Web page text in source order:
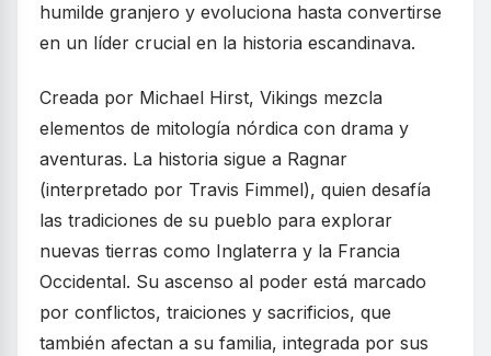
humilde granjero y evoluciona hasta convertirse
en un líder crucial en la historia escandinava.
Creada por Michael Hirst, Vikings mezcla
elementos de mitología nórdica con drama y
aventuras. La historia sigue a Ragnar
(interpretado por Travis Fimmel), quien desafía
las tradiciones de su pueblo para explorar
nuevas tierras como Inglaterra y la Francia
Occidental. Su ascenso al poder está marcado
por conflictos, traiciones y sacrificios, que
también afectan a su familia, integrada por sus